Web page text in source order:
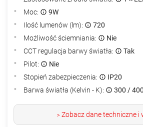
Moc:
9W
Ilość lumenów (lm):
720
Możliwość ściemniania:
Nie
CCT regulacja barwy światła:
Tak
Pilot:
Nie
Stopień zabezpieczenia:
IP20
Barwa światła (Kelvin - K):
300 /
>Zobacz dane techniczne i